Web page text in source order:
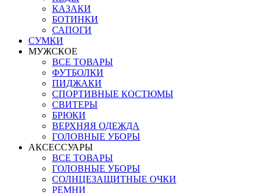
КАЗАКИ
БОТИНКИ
САПОГИ
СУМКИ
МУЖСКОЕ
ВСЕ ТОВАРЫ
ФУТБОЛКИ
ПИДЖАКИ
СПОРТИВНЫЕ КОСТЮМЫ
СВИТЕРЫ
БРЮКИ
ВЕРХНЯЯ ОДЕЖДА
ГОЛОВНЫЕ УБОРЫ
АКСЕССУАРЫ
ВСЕ ТОВАРЫ
ГОЛОВНЫЕ УБОРЫ
СОЛНЦЕЗАЩИТНЫЕ ОЧКИ
РЕМНИ